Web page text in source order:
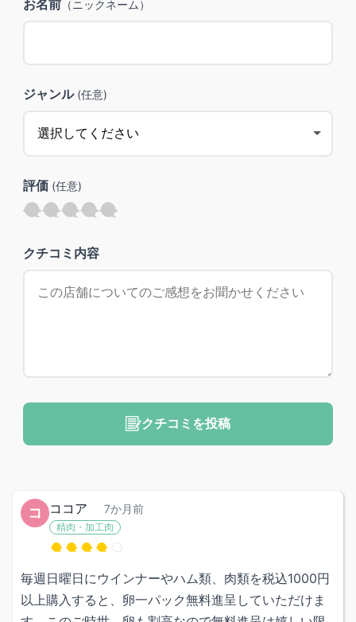
お名前（ニックネーム）
ジャンル (任意)
評価 (任意)
クチコミ内容
クチコミを投稿
コ ココア 7か月前
精肉・加工肉
毎週日曜日にウインナーやハム類、肉類を税込1000円
以上購入すると、卵一パック無料進呈していただけま